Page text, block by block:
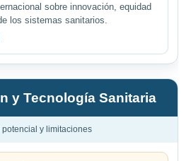
sobre innovación, equidad
los sistemas sanitarios.
y Tecnología Sanitaria
y limitaciones